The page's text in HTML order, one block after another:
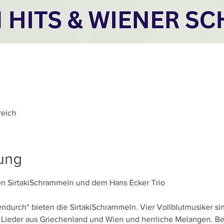
SirtakiSchrammeln und dem Hans Ecker Trio
bieten die SirtakiSchrammeln. Vier Vollblutmusiker
aus Griechenland und Wien und herrliche Melangen.